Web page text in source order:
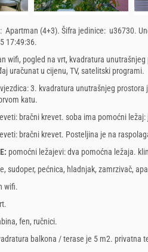
Noćenja
jedinici za određeni broj osoba.
ruj 2025. - 31. pro 2026. / - 10 %
- 31. pro 2027. / - 15 %
(01.07. - 31.08): 10 EUR (once -
5 6 7 8
9
12 13 14 15
16
19 20
26 27
30
14
29
2026
11 12 13
18 19 20 21
22
21
Apartman (4+3). Šifra jedinice: u36730.
17:49:36.
wifi, pogled na vrt, kvadratura
uračunat u cijenu, TV, satelitski programi.
3. kvadratura unutrašnjeg
katu.
bračni krevet. soba ima pomoćni ležaj:
bračni krevet. Posteljina je na
pomoćni ležajevi:dva pomoćna ležaja.
, sudoper, pećnica, hladnjak, zamrzivač,
wifi.
.
, fen, ručnici.
balkona / terase je 5 m2. privatna